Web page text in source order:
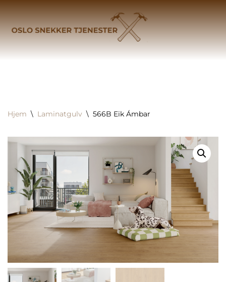
Hopp
til
innholdet
Hjem \ Laminatgulv \ 566B Eik Ámbar